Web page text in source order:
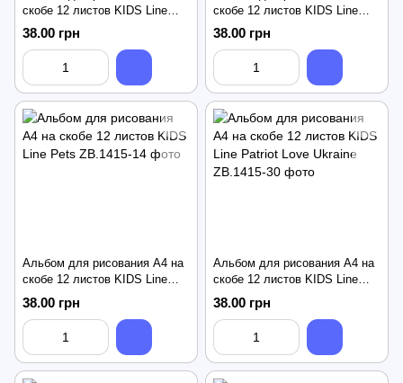
скобе 12 листов KIDS Line
Fairy
38.00 грн
скобе 12 листов KIDS Line
Princess
38.00 грн
Альбом для рисования А4 на
скобе 12 листов KIDS Line
Pets
38.00 грн
Альбом для рисования А4 на
скобе 12 листов KIDS Line
Patriot Love Ukraine
38.00 грн